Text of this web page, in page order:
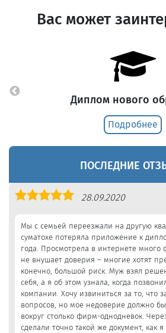
Вас может
Диплом нового
Подробнее
ПОСЛЕДНИЕ
Оценка
28.09.2020
Мы с семьей переезжали на другую
суматохе потеряла приложение к
года. Просмотрела в интернете много
не внушает доверия – многие хотят
конечно, большой риск. Муж взял
себя, а я об этом узнала, когда
компании. Хочу извиниться за то, что
вопросов, но мое недоверие должно
вокруг столько фирм-однодневок.
сделали точно такой же документ, как